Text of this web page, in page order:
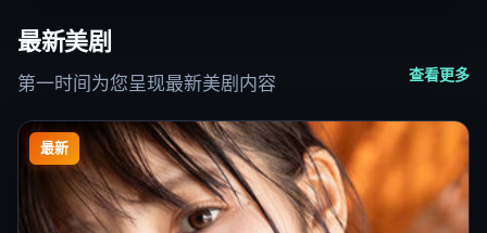
最新美剧
第一时间为您呈现最新美剧内容 查看更多
最新